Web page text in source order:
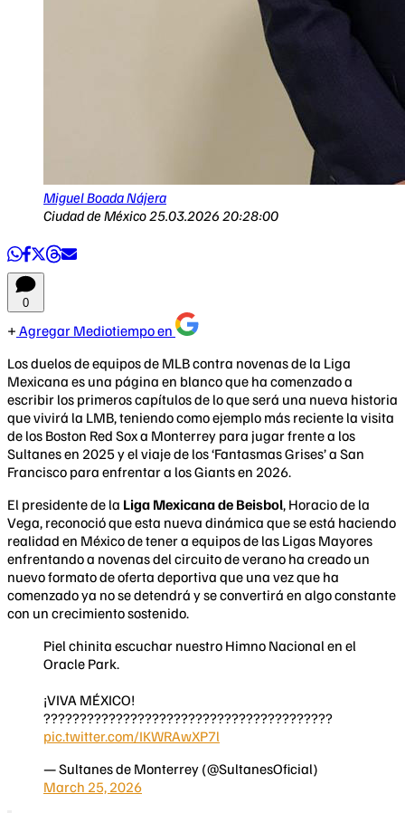
Miguel Boada Nájera
Ciudad de México25.03.2026 20:28:00
0
Agregar Mediotiempo en
Los duelos de equipos de MLB contra novenas de la Liga
Mexicana es una página en blanco que ha comenzado a
escribir los primeros capítulos de lo que será una nueva historia
que vivirá la LMB, teniendo como ejemplo más reciente la visita
de los Boston Red Sox a Monterrey para jugar frente a los
Sultanes en 2025 y el viaje de los ‘Fantasmas Grises’ a San
Francisco para enfrentar a los Giants en 2026.
El presidente de la Liga Mexicana de Beisbol, Horacio de la
Vega, reconoció que esta nueva dinámica que se está haciendo
realidad en México de tener a equipos de las Ligas Mayores
enfrentando a novenas del circuito de verano ha creado un
nuevo formato de oferta deportiva que una vez que ha
comenzado ya no se detendrá y se convertirá en algo constante
con un crecimiento sostenido.
Piel chinita escuchar nuestro Himno Nacional en el
Oracle Park.
¡VIVA MÉXICO!
????????????????????????????????????????
pic.twitter.com/IKWRAwXP7l
— Sultanes de Monterrey (@SultanesOficial)
March 25, 2026